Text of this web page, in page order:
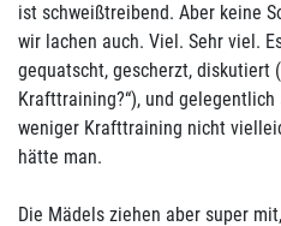
ist schweißtreibend. Aber keine
wir lachen auch. Viel. Sehr viel.
gequatscht, gescherzt, diskutiert
Krafttraining?“), und
weniger Krafttraining nicht
hätte man.
Die Mädels ziehen aber super